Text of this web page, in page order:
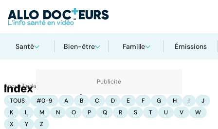
Santé Bien-être Famille Émissions
AccueilIndex thématiques
Index thématique : J
TOUS #0-9 A B C D E F G H I
J
K
L M N O P Q R S T U V
W
X
Y Z